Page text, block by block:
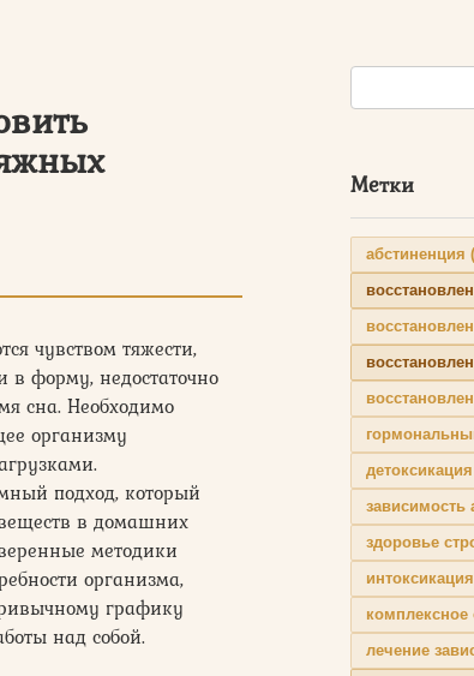
чувством тяжести,
форму, недостаточно
сна. Необходимо
организму
подход, который
в домашних
методики
организма,
графику
над собой.
Поиск:
Метки
абстиненция
детоксикация
зависимость
здоровье
комплексное
лечение